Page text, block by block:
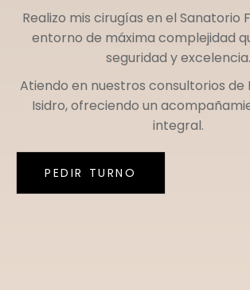
Realizo mis cirugías en el Sanatorio
entorno de máxima complejidad
seguridad y excelencia.
Atiendo en nuestros consultorios de
Isidro, ofreciendo un
integral.
PEDIR TURNO